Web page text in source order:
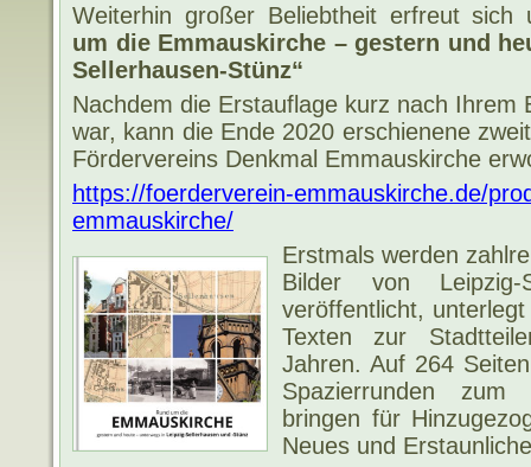
Weiterhin großer Beliebtheit erfreut
um die Emmauskirche – gestern und
Sellerhausen-Stünz“
Nachdem die Erstauflage kurz nach Ihrem
war, kann die Ende 2020 erschienene
Fördervereins Denkmal Emmauskirche
https://foerderverein-emmauskirche.de/
emmauskirche/
Erstmals werden
Bilder von Leipzig-
veröffentlicht,
Texten zur
Jahren. Auf 264
Spazierrunden zum
bringen für
Neues und